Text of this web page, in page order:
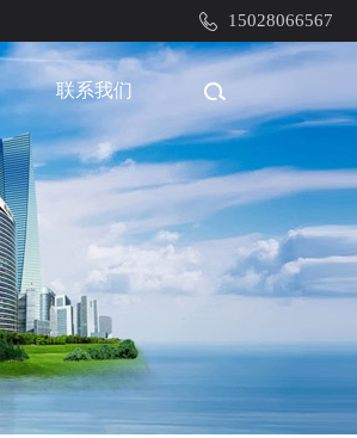
15028066567
联系我们